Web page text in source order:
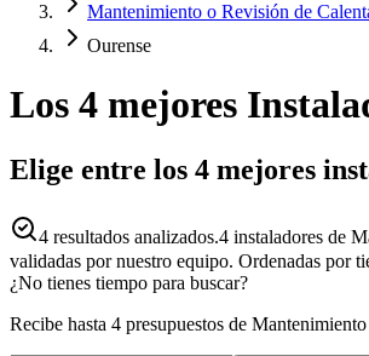
Mantenimiento o Revisión de
Ourense
Los 4 mejores
Elige entre los 4 mejores
4 resultados analizados.4 instaladores de
validadas por nuestro equipo. Ordenadas por
¿No tienes tiempo para buscar?
Recibe hasta 4 presupuestos de